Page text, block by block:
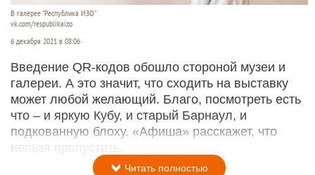
В галерее "Республика ИЗО"
vk.com/respublikaizo
6 декабря 2021 в 08:06
Введение QR-кодов обошло стороной музеи и
галереи. А это значит, что сходить на выставку
может любой желающий. Благо, посмотреть есть
что – и яркую Кубу, и старый Барнаул, и
подкованную блоху. «Афиша» расскажет, что
нельзя пропустить.
Читать полностью